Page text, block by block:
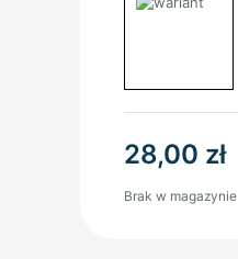
28,00 zł
Brak w magazynie